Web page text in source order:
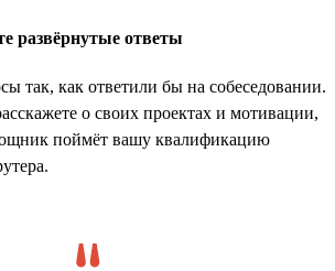
развёрнутые ответы
так, как ответили бы на собеседовании.
о своих проектах и мотивации,
поймёт вашу квалификацию